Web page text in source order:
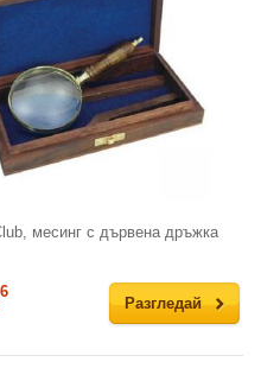
месинг с дървена дръжка
Разгледай